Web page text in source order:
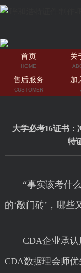
首页
HOME
关
售后服务
CUSTOMER
加
大学必考16证书：
特
“事实该考什么
的‘敲门砖’，哪些
CDA企业承认
CDA数据理会师